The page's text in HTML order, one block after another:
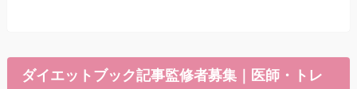
ダイエットブック記事監修者募集｜医師・トレ